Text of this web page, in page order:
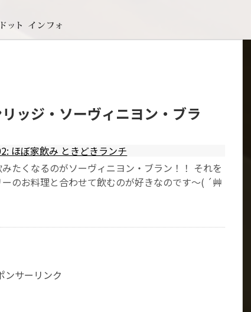
ッジ・ソーヴィニヨン・ブラ
ほぼ家飲み ときどきランチ
たくなるのがソーヴィニヨン・ブラン！！ それを
のお料理と合わせて飲むのが好きなのです～( ´艸
ンサーリンク